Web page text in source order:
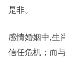
是非。
感情婚姻中,生
信任危机；而